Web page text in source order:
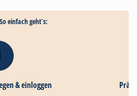
So einfach geht´s:
& einloggen